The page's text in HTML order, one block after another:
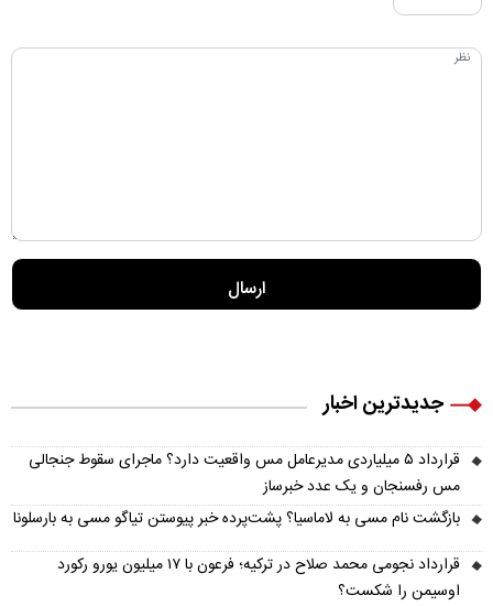
جدیدترین اخبار
قرارداد ۵ میلیاردی مدیرعامل مس واقعیت دارد؟ ماجرای سقوط جنجالی
مس رفسنجان و یک عدد خبرساز
بازگشت نام مسی به لاماسیا؟ پشت‌پرده خبر پیوستن تیاگو مسی به بارسلونا
قرارداد نجومی محمد صلاح در ترکیه؛ فرعون با ۱۷ میلیون یورو رکورد
اوسیمن را شکست؟